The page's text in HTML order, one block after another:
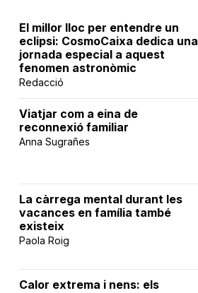
El millor lloc per entendre un
eclipsi: CosmoCaixa dedica una
jornada especial a aquest
fenomen astronòmic
Redacció
Viatjar com a eina de
reconnexió familiar
Anna Sugrañes
La càrrega mental durant les
vacances en família també
existeix
Paola Roig
Calor extrema i nens: els